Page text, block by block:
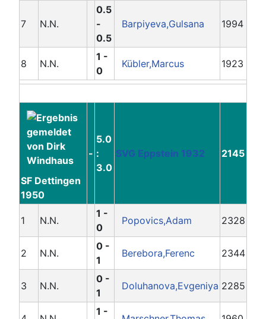
7 N.N.
0.5
-
0.5
Barpiyeva,Gulsana 1994
8 N.N.
1 -
0
Kübler,Marcus 1923
SF Dettingen
1950
-
5.0
:
3.0
SVG Eppstein 1932 2145
1 N.N.
1 -
0
Popovics,Adam 2328
2 N.N.
0 -
1
Berebora,Ferenc 2344
3 N.N.
0 -
1
Doluhanova,Evgeniya 2285
1 -